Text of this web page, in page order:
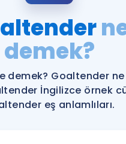
Şifremi Hatırlamıyorum
İngilizce Gramer
demek?
demek? Goaltender
İngilizce örnek
eş anlamlıları.